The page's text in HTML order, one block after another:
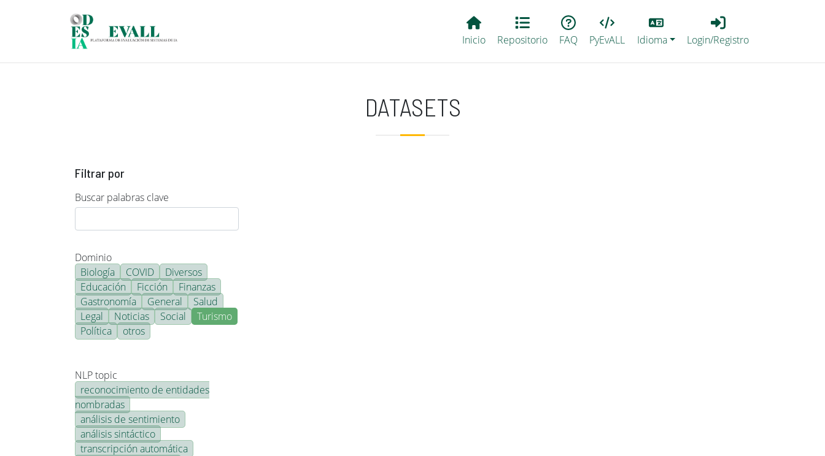
Main EvALL
Inicio Repositorio FAQ PyEvALL
Lang
Idioma
Login_Registro
Login/Registro
DATASETS
Filtrar por
Buscar palabras clave
Dominio
Biología
COVID
Diversos
Educación
Ficción
Finanzas
Gastronomía
General
Salud
Legal
Noticias Social
Turismo
Política
otros
NLP topic
reconocimiento de entidades
nombradas
análisis de sentimiento
análisis sintáctico
transcripción automática